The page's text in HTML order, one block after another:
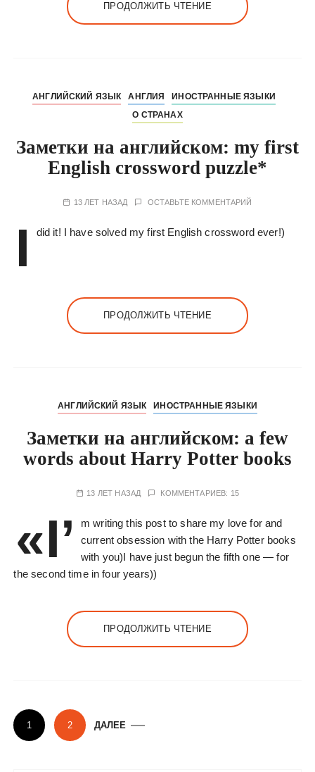
ПРОДОЛЖИТЬ ЧТЕНИЕ
АНГЛИЙСКИЙ ЯЗЫК АНГЛИЯ
ИНОСТРАННЫЕ ЯЗЫКИ
О СТРАНАХ
Заметки на английском: my first
English crossword puzzle*
13 ЛЕТ НАЗАД ОСТАВЬТЕ КОММЕНТАРИЙ
I did it! I have solved my first English crossword ever!)
ПРОДОЛЖИТЬ ЧТЕНИЕ
АНГЛИЙСКИЙ ЯЗЫК ИНОСТРАННЫЕ ЯЗЫКИ
Заметки на английском: a few
words about Harry Potter books
13 ЛЕТ НАЗАД КОММЕНТАРИЕВ: 15
«I’
m writing this post to share my love for and
current obsession with the Harry Potter books
with you)I have just begun the fifth one — for
the second time in four years))
ПРОДОЛЖИТЬ ЧТЕНИЕ
П
а
1 2 ДАЛЕЕ